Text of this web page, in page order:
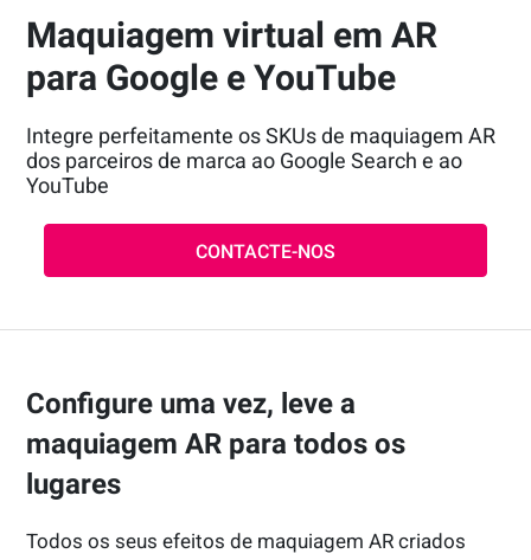
Maquiagem virtual em AR
para Google e YouTube
Integre perfeitamente os SKUs de maquiagem AR
dos parceiros de marca ao Google Search e ao
YouTube
CONTACTE-NOS
Configure uma vez, leve a
maquiagem AR para todos os
lugares
Todos os seus efeitos de maquiagem AR criados